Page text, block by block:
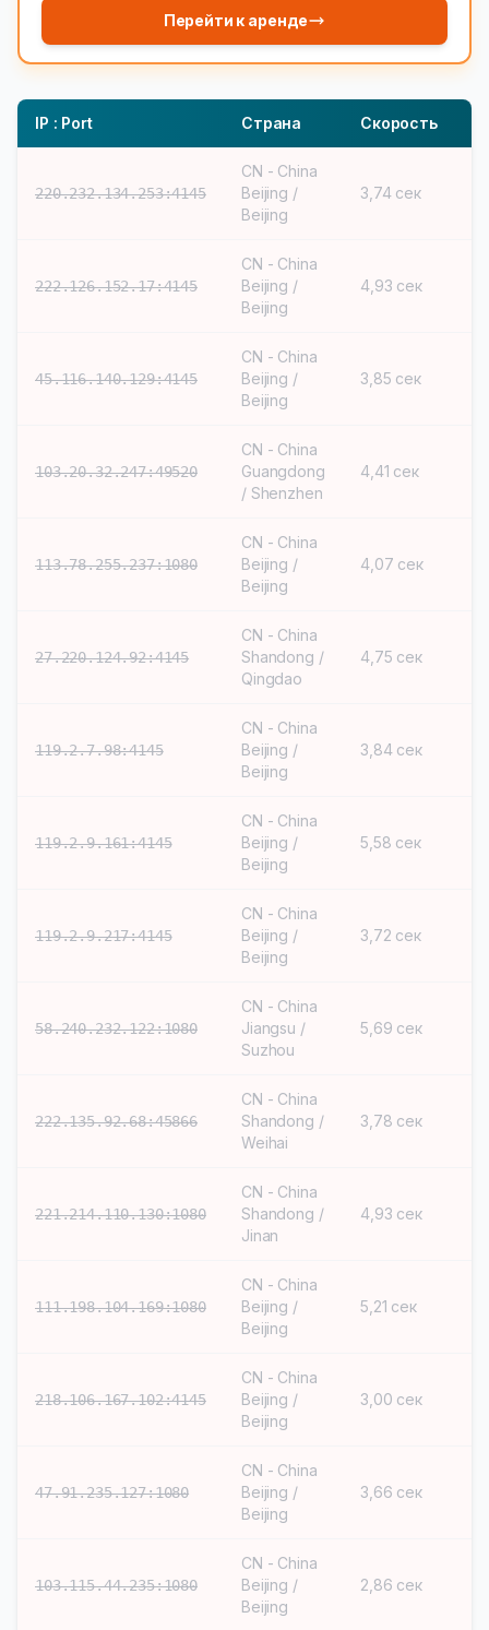
Перейти к аренде
IP : Port Страна Скорость
220.232.134.253:4145
CN - China
Beijing /
Beijing
3,74 сек
222.126.152.17:4145
CN - China
Beijing /
Beijing
4,93 сек
45.116.140.129:4145
CN - China
Beijing /
Beijing
3,85 сек
103.20.32.247:49520
CN - China
Guangdong
/ Shenzhen
4,41 сек
113.78.255.237:1080
CN - China
Beijing /
Beijing
4,07 сек
27.220.124.92:4145
CN - China
Shandong /
Qingdao
4,75 сек
119.2.7.98:4145
CN - China
Beijing /
Beijing
3,84 сек
119.2.9.161:4145
CN - China
Beijing /
Beijing
5,58 сек
119.2.9.217:4145
CN - China
Beijing /
Beijing
3,72 сек
58.240.232.122:1080
CN - China
Jiangsu /
Suzhou
5,69 сек
222.135.92.68:45866
CN - China
Shandong /
Weihai
3,78 сек
221.214.110.130:1080
CN - China
Shandong /
Jinan
4,93 сек
111.198.104.169:1080
CN - China
Beijing /
Beijing
5,21 сек
218.106.167.102:4145
CN - China
Beijing /
Beijing
3,00 сек
47.91.235.127:1080
CN - China
Beijing /
Beijing
3,66 сек
103.115.44.235:1080
CN - China
Beijing /
Beijing
2,86 сек